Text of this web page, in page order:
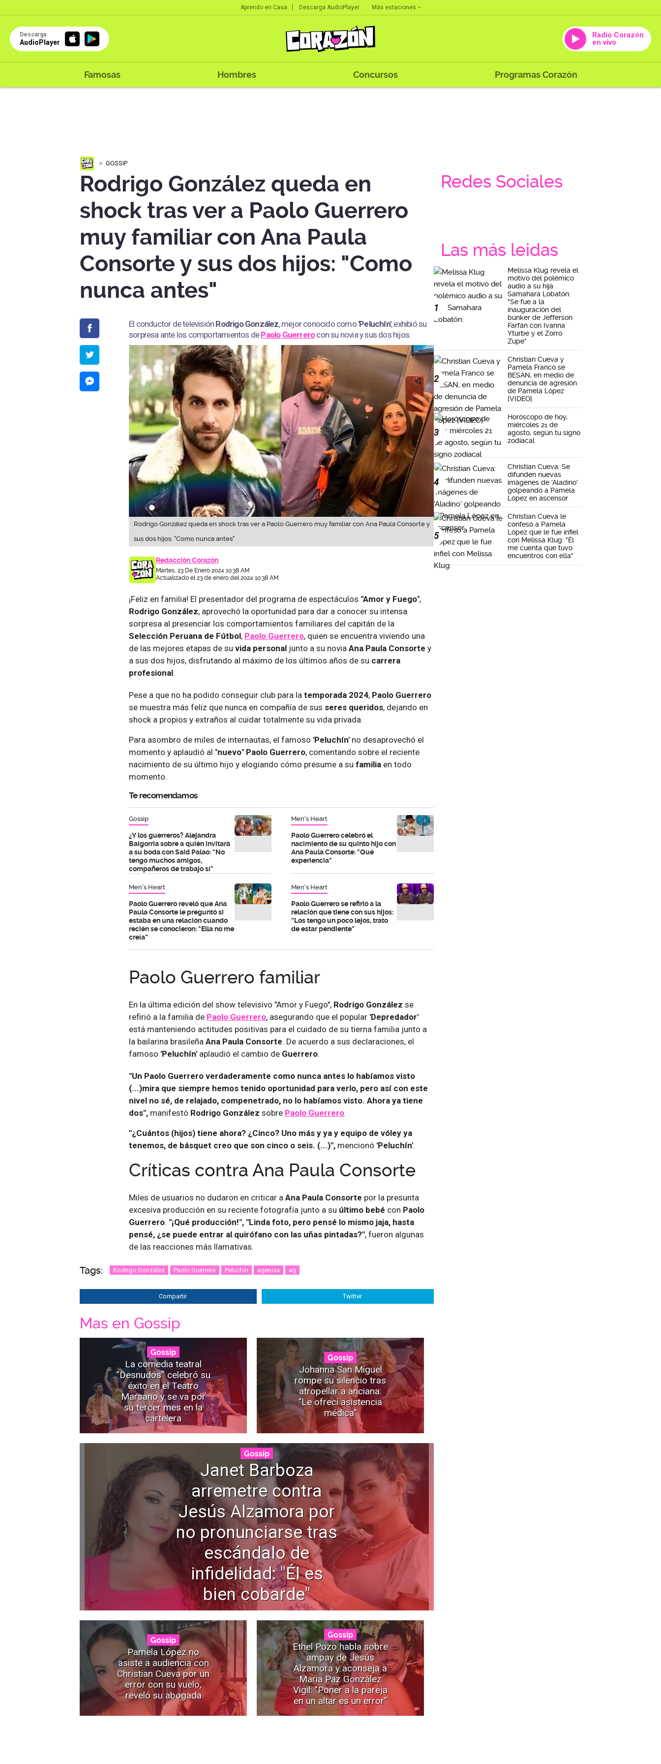
Aprendo en Casa Descarga AudioPlayer Más estaciones
Descarga
AudioPlayer
Radio Corazón
en vivo
Famosas Hombres Concursos Programas Corazón
GOSSIP
Rodrigo González queda en
shock tras ver a Paolo Guerrero
muy familiar con Ana Paula
Consorte y sus dos hijos: "Como
nunca antes"
El conductor de televisión Rodrigo González, mejor conocido como 'Peluchín', exhibió su
sorpresa ante los comportamientos dePaolo Guerrerocon su novia y sus dos hijos.
Rodrigo González queda en shock tras ver a Paolo Guerrero muy familiar con Ana Paula Consorte y
sus dos hijos: "Como nunca antes"
Redacción Corazón
Martes, 23 De Enero 2024 10:38 AM
Actualizado el 23 de enero del 2024 10:38 AM
¡Feliz en familia! El presentador del programa de espectáculos "Amor y Fuego",
Rodrigo González, aprovechó la oportunidad para dar a conocer su intensa
sorpresa al presenciar los comportamientos familiares del capitán de la
Selección Peruana de Fútbol, Paolo Guerrero, quien se encuentra viviendo una
de las mejores etapas de su vida personal junto a su novia Ana Paula Consorte y
a sus dos hijos, disfrutando al máximo de los últimos años de su carrera
profesional.
Pese a que no ha podido conseguir club para la temporada 2024, Paolo Guerrero
se muestra más feliz que nunca en compañía de sus seres queridos, dejando en
shock a propios y extraños al cuidar totalmente su vida privada.
Para asombro de miles de internautas, el famoso 'Peluchín' no desaprovechó el
momento y aplaudió al "nuevo" Paolo Guerrero, comentando sobre el reciente
nacimiento de su último hijo y elogiando cómo presume a su familia en todo
momento.
Te recomendamos
Gossip
¿Y los guerreros? Alejandra
Baigorria sobre a quién invitará
a su boda con Said Palao: "No
tengo muchos amigos,
compañeros de trabajo sí"
Men's Heart
Paolo Guerrero celebró el
nacimiento de su quinto hijo con
Ana Paula Consorte: "Qué
experiencia"
Men's Heart
Paolo Guerrero reveló que Ana
Paula Consorte le preguntó si
estaba en una relación cuando
recién se conocieron: "Ella no me
creía"
Men's Heart
Paolo Guerrero se refirió a la
relación que tiene con sus hijos:
“Los tengo un poco lejos, trato
de estar pendiente”
Paolo Guerrero familiar
En la última edición del show televisivo "Amor y Fuego", Rodrigo González se
refirió a la familia de Paolo Guerrero, asegurando que el popular 'Depredador'
está manteniendo actitudes positivas para el cuidado de su tierna familia junto a
la bailarina brasileña Ana Paula Consorte. De acuerdo a sus declaraciones, el
famoso 'Peluchín' aplaudió el cambio de Guerrero.
"Un Paolo Guerrero verdaderamente como nunca antes lo habíamos visto
(...)mira que siempre hemos tenido oportunidad para verlo, pero así con este
nivel no sé, de relajado, compenetrado, no lo habíamos visto. Ahora ya tiene
dos", manifestó Rodrigo González sobre Paolo Guerrero.
"¿Cuántos (hijos) tiene ahora? ¿Cinco? Uno más y ya y equipo de vóley ya
tenemos, de básquet creo que son cinco o seis. (...)", mencionó 'Peluchín'.
Críticas contra Ana Paula Consorte
Miles de usuarios no dudaron en criticar a Ana Paula Consorte por la presunta
excesiva producción en su reciente fotografía junto a su último bebé con Paolo
Guerrero. "¡Qué producción!", "Linda foto, pero pensé lo mismo jaja, hasta
pensé, ¿se puede entrar al quirófano con las uñas pintadas?", fueron algunas
de las reacciones más llamativas.
Tags: Rodrigo González Paolo Guerrero Peluchín agencia ag
Compartir Twitter
Mas en Gossip
Gossip
La comedia teatral
“Desnudos” celebró su
éxito en el Teatro
Marsano y se va por
su tercer mes en la
cartelera
Gossip
Johanna San Miguel
rompe su silencio tras
atropellar a anciana:
"Le ofrecí asistencia
médica"
Gossip
Janet Barboza
arremetre contra
Jesús Alzamora por
no pronunciarse tras
escándalo de
infidelidad: "Él es
bien cobarde"
Gossip
Pamela López no
asiste a audiencia con
Christian Cueva por un
error con su vuelo,
reveló su abogada
Gossip
Ethel Pozo habla sobre
ampay de Jesús
Alzamora y aconseja a
Maria Paz González
Vigil: "Poner a la pareja
en un altar es un error”
Redes Sociales
Las más leidas
1
Melissa Klug revela el
motivo del polémico
audio a su hija
Samahara Lobatón:
"Se fue a la
inauguración del
búnker de Jefferson
Farfán con Ivanna
Yturbe y el Zorro
Zupe"
2
Christian Cueva y
Pamela Franco se
BESAN, en medio de
denuncia de agresión
de Pamela López
[VIDEO]
3
Horóscopo de hoy,
miércoles 21 de
agosto, según tu signo
zodiacal
4
Christian Cueva: Se
difunden nuevas
imágenes de 'Aladino'
golpeando a Pamela
López en ascensor
5
Christian Cueva le
confesó a Pamela
López que le fue infiel
con Melissa Klug: "Él
me cuenta que tuvo
encuentros con ella"